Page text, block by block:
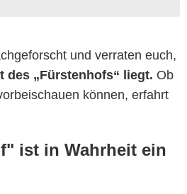
und verraten euch,
des „Fürstenhofs“ liegt. Ob
können, erfahrt
ist in Wahrheit ein